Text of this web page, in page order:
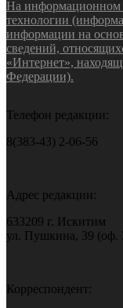
На информационном
технологии
информации на
сведений,
«Интернет»,
Федерации).
Телефон редакции:
8(383-43) 2-06-56
Адрес редакции:
633209 г. Искитим
ул. Пушкина, 39 (оф.
Корреспондент: